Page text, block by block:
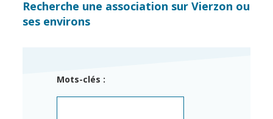
Services de la
Ville
Cimetières
Titres
enfance
Recherche une association sur Vierzon ou
ses environs
Mots-clés :